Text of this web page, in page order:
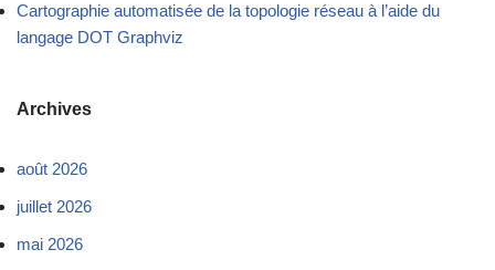
Cartographie automatisée de la topologie réseau à l’aide du
langage DOT Graphviz
Archives
août 2026
juillet 2026
mai 2026